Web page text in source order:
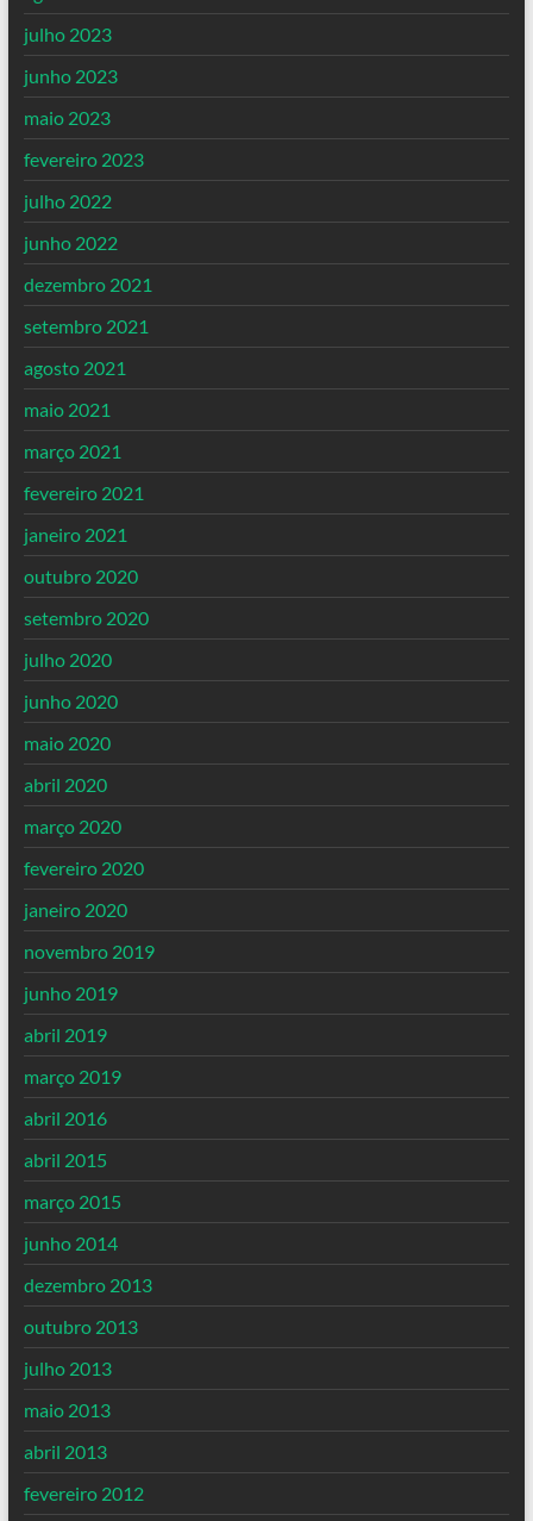
julho 2023
junho 2023
maio 2023
fevereiro 2023
julho 2022
junho 2022
dezembro 2021
setembro 2021
agosto 2021
maio 2021
março 2021
fevereiro 2021
janeiro 2021
outubro 2020
setembro 2020
julho 2020
junho 2020
maio 2020
abril 2020
março 2020
fevereiro 2020
janeiro 2020
novembro 2019
junho 2019
abril 2019
março 2019
abril 2016
abril 2015
março 2015
junho 2014
dezembro 2013
outubro 2013
julho 2013
maio 2013
abril 2013
fevereiro 2012